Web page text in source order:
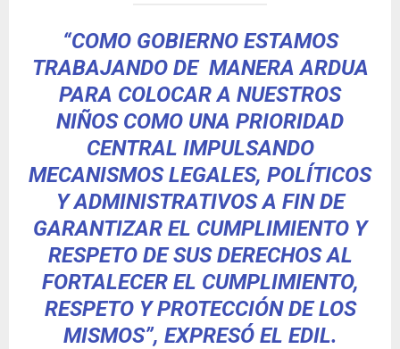
“COMO GOBIERNO ESTAMOS
TRABAJANDO DE MANERA ARDUA
PARA COLOCAR A NUESTROS
NIÑOS COMO UNA PRIORIDAD
CENTRAL IMPULSANDO
MECANISMOS LEGALES, POLÍTICOS
Y ADMINISTRATIVOS A FIN DE
GARANTIZAR EL CUMPLIMIENTO Y
RESPETO DE SUS DERECHOS AL
FORTALECER EL CUMPLIMIENTO,
RESPETO Y PROTECCIÓN DE LOS
MISMOS”, EXPRESÓ EL EDIL.